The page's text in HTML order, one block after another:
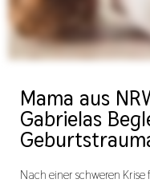
Mama aus
Gabrielas
Nach einer schweren